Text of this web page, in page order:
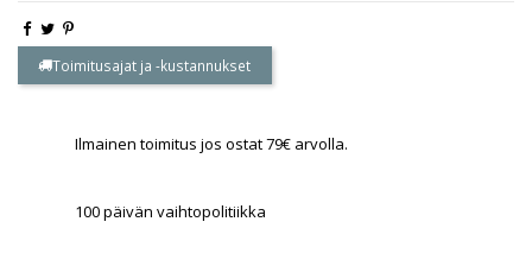
Toimitusajat ja -kustannukset
Ilmainen toimitus jos ostat 79€ arvolla.
100 päivän vaihtopolitiikka